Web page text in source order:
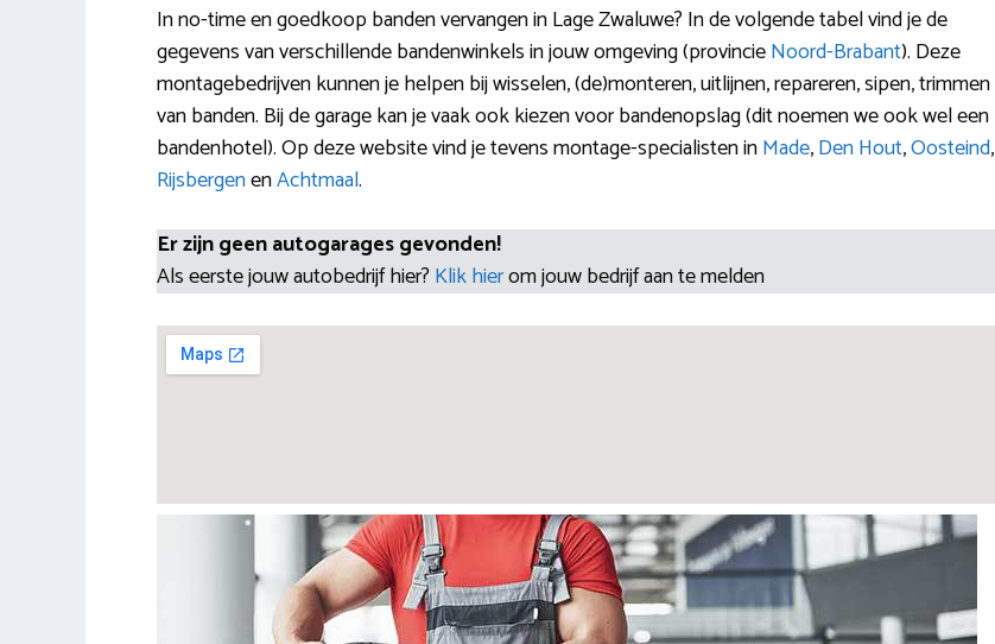
In no-time en goedkoop banden vervangen in Lage Zwaluwe? In de volgende tabel vind je de
gegevens van verschillende bandenwinkels in jouw omgeving (provincieNoord-Brabant). Deze
montagebedrijven kunnen je helpen bij wisselen, (de)monteren, uitlijnen, repareren, sipen, trimmen
van banden. Bij de garage kan je vaak ook kiezen voor bandenopslag (dit noemen we ook wel een
bandenhotel). Op deze website vind je tevens montage-specialisten inMade,Den Hout,Oosteind,
RijsbergenenAchtmaal.
Er zijn geen autogarages gevonden!
Als eerste jouw autobedrijf hier? Klik hierom jouw bedrijf aan te melden